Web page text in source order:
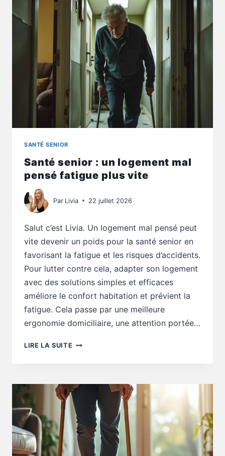
D’APPUI
USE
TON
ÉNERGIE
SANTÉ SENIOR
Santé senior : un logement mal
pensé fatigue plus vite
Par Livia 22 juillet 2026
Salut c’est Livia. Un logement mal pensé peut
vite devenir un poids pour la santé senior en
favorisant la fatigue et les risques d’accidents.
Pour lutter contre cela, adapter son logement
avec des solutions simples et efficaces
améliore le confort habitation et prévient la
fatigue. Cela passe par une meilleure
ergonomie domiciliaire, une attention portée…
LIRE LA SUITE SANTÉ
LOGEMENT
MAL
PENSÉ
FATIGUE
PLUS
VITE